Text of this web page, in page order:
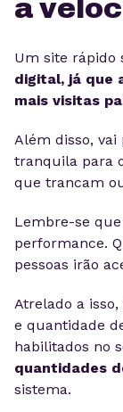
a
Um site rápido
digital, já que
mais visitas
Além disso,
tranquila para
que trancam
Lembre-se
performance.
pessoas irão
Atrelado a isso,
e quantidade
habilitados no
quantidades
sistema.